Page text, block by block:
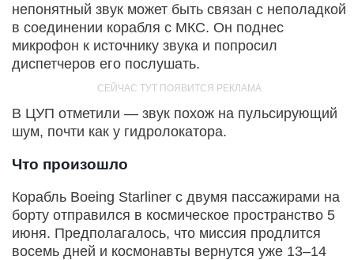
непонятный звук может быть связан с неполадкой
в соединении корабля с МКС. Он поднес
микрофон к источнику звука и попросил
диспетчеров его послушать.
В ЦУП отметили — звук похож на пульсирующий
шум, почти как у гидролокатора.
Что произошло
Корабль Boeing Starliner с двумя пассажирами на
борту отправился в космическое пространство 5
июня. Предполагалось, что миссия продлится
восемь дней и космонавты вернутся уже 13–14